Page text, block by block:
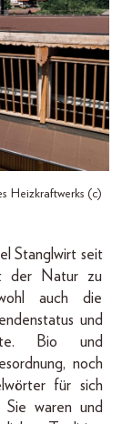
Heizkraftwerks (c)
Stanglwirt seit
der Natur zu
auch die
und
Bio und
noch
für sich
Sie waren und